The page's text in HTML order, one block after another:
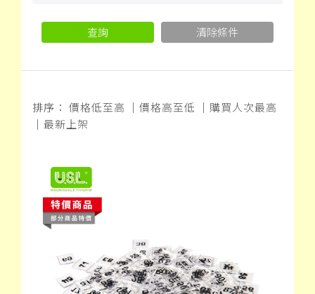
查詢 清除條件
排序： 價格低至高 ｜ 價格高至低 ｜ 購買人次最高
｜ 最新上架